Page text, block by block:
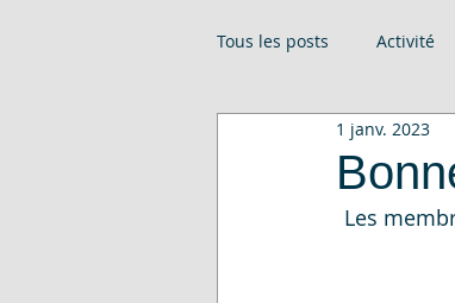
Tous les posts Activité
Évenements Presse
1 janv. 2023
Les